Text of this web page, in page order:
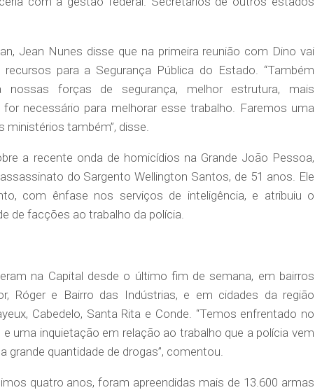
Jean Nunes disse que na primeira reunião com Dino vai
para a Segurança Pública do Estado. “Também
nossas forças de segurança, melhor estrutura, mais
necessário para melhorar esse trabalho. Faremos uma
também”, disse.
a recente onda de homicídios na Grande João Pessoa,
do Sargento Wellington Santos, de 51 anos. Ele
com ênfase nos serviços de inteligência, e atribuiu o
de facções ao trabalho da polícia.
na Capital desde o último fim de semana, em bairros
Róger e Bairro das Indústrias, e em cidades da região
Cabedelo, Santa Rita e Conde. “Temos enfrentado no
uma inquietação em relação ao trabalho que a polícia vem
quantidade de drogas”, comentou.
quatro anos, foram apreendidas mais de 13.600 armas